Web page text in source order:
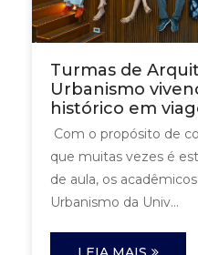
Turmas de
Urbanismo
histórico em
Com o propósito de
que muitas vezes é
de aula, os
Urbanismo da Univ...